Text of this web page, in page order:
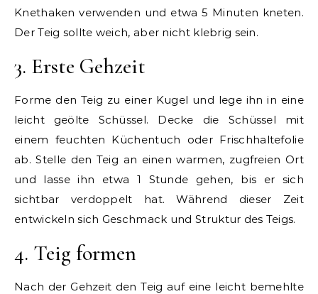
Knethaken verwenden und etwa 5 Minuten kneten.
Der Teig sollte weich, aber nicht klebrig sein.
3. Erste Gehzeit
Forme den Teig zu einer Kugel und lege ihn in eine
leicht geölte Schüssel. Decke die Schüssel mit
einem feuchten Küchentuch oder Frischhaltefolie
ab. Stelle den Teig an einen warmen, zugfreien Ort
und lasse ihn etwa 1 Stunde gehen, bis er sich
sichtbar verdoppelt hat. Während dieser Zeit
entwickeln sich Geschmack und Struktur des Teigs.
4. Teig formen
Nach der Gehzeit den Teig auf eine leicht bemehlte